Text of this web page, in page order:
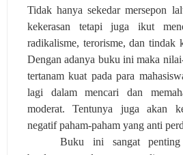
Tidak hanya sekedar mersepon
kekerasan tetapi juga ikut
radikalisme, terorisme, dan tindak
Dengan adanya buku ini maka
tertanam kuat pada para
lagi dalam mencari dan
moderat. Tentunya juga akan
negatif paham-paham yang anti
Buku ini sangat penting